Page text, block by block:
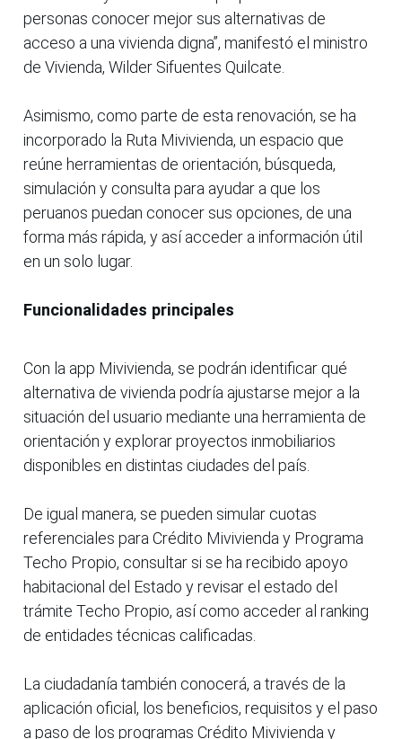
personas conocer mejor sus alternativas de
acceso a una vivienda digna”, manifestó el ministro
de Vivienda, Wilder Sifuentes Quilcate.
Asimismo, como parte de esta renovación, se ha
incorporado la Ruta Mivivienda, un espacio que
reúne herramientas de orientación, búsqueda,
simulación y consulta para ayudar a que los
peruanos puedan conocer sus opciones, de una
forma más rápida, y así acceder a información útil
en un solo lugar.
Funcionalidades principales
Con la app Mivivienda, se podrán identificar qué
alternativa de vivienda podría ajustarse mejor a la
situación del usuario mediante una herramienta de
orientación y explorar proyectos inmobiliarios
disponibles en distintas ciudades del país.
De igual manera, se pueden simular cuotas
referenciales para Crédito Mivivienda y Programa
Techo Propio, consultar si se ha recibido apoyo
habitacional del Estado y revisar el estado del
trámite Techo Propio, así como acceder al ranking
de entidades técnicas calificadas.
La ciudadanía también conocerá, a través de la
aplicación oficial, los beneficios, requisitos y el paso
a paso de los programas Crédito Mivivienda y